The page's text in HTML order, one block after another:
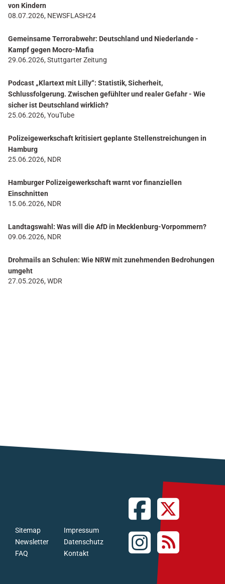
von Kindern
08.07.2026, NEWSFLASH24
Gemeinsame Terrorabwehr: Deutschland und Niederlande -
Kampf gegen Mocro-Mafia
29.06.2026, Stuttgarter Zeitung
Podcast „Klartext mit Lilly“: Statistik, Sicherheit,
Schlussfolgerung. Zwischen gefühlter und realer Gefahr - Wie
sicher ist Deutschland wirklich?
25.06.2026, YouTube
Polizeigewerkschaft kritisiert geplante Stellenstreichungen in
Hamburg
25.06.2026, NDR
Hamburger Polizeigewerkschaft warnt vor finanziellen
Einschnitten
15.06.2026, NDR
Landtagswahl: Was will die AfD in Mecklenburg-Vorpommern?
09.06.2026, NDR
Drohmails an Schulen: Wie NRW mit zunehmenden Bedrohungen
umgeht
27.05.2026, WDR
FAQ
Newsletter
Sitemap
Kontakt
Datenschutz
Impressum